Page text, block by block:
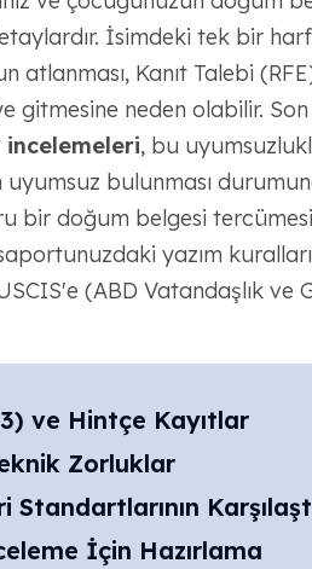
İsimdeki tek bir
atlanması, Kanıt Talebi
gitmesine neden olabilir.
incelemeleri, bu
bulunması
bir doğum belgesi
yazım
(ABD Vatandaşlık ve
ve Hintçe Kayıtlar
Zorluklar
İçin Hazırlama